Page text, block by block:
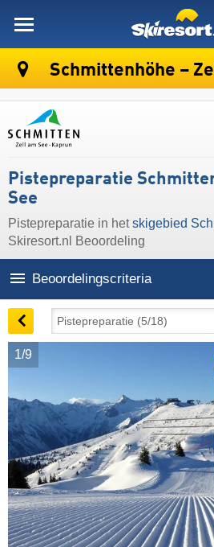
Schmittenhöhe –
Pistepreparatie
See
Pistepreparatie in hetskigebied
Skiresort.nl Beoordeling
Beoordelingscriteria
1/9